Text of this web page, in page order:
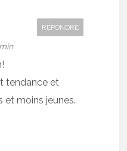
RÉPONDRE
tendance et
et moins jeunes.